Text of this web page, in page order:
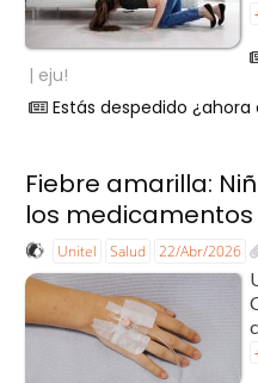
| eju!
Estás despedido ¿ahora
Fiebre amarilla:
los medicamentos
Unitel Salud 22/Abr/2026